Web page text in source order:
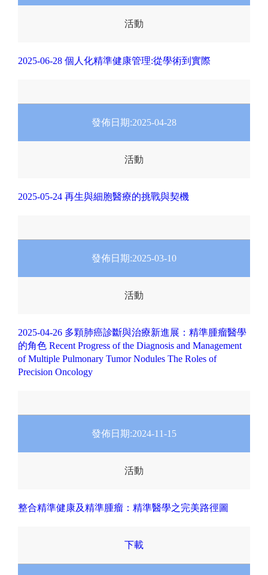
活動
2025-06-28 個人化精準健康管理:從學術到實際
發佈日期:2025-04-28
活動
2025-05-24 再生與細胞醫療的挑戰與契機
發佈日期:2025-03-10
活動
2025-04-26 多顆肺癌診斷與治療新進展：精準腫瘤醫學
的角色 Recent Progress of the Diagnosis and Management
of Multiple Pulmonary Tumor Nodules The Roles of
Precision Oncology
發佈日期:2024-11-15
活動
整合精準健康及精準腫瘤：精準醫學之完美路徑圖
下載